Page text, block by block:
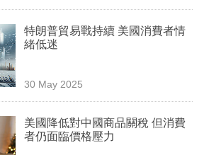
特朗普貿易戰持續 美國消費者情
緒低迷
30 May 2025
美國降低對中國商品關稅 但消費
者仍面臨價格壓力